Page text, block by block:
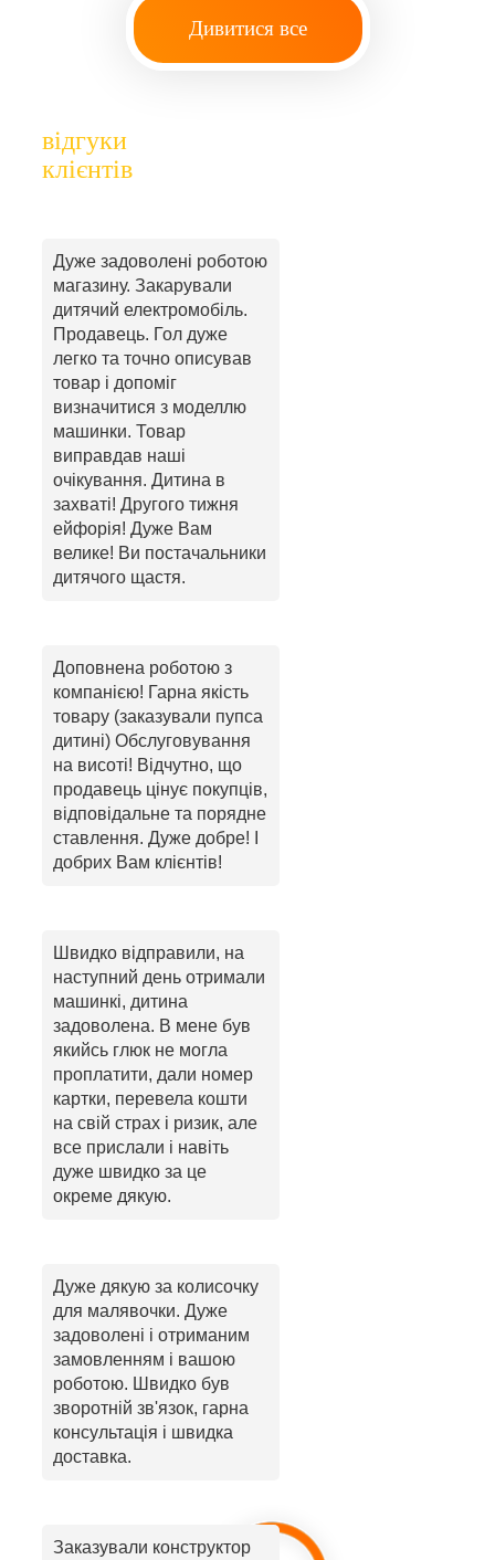
Дивитися все
відгуки
клієнтів
Дуже задоволені роботою
магазину. Закарували
дитячий електромобіль.
Продавець. Гол дуже
легко та точно описував
товар і допоміг
визначитися з моделлю
машинки. Товар
виправдав наші
очікування. Дитина в
захваті! Другого тижня
ейфорія! Дуже Вам
велике! Ви постачальники
дитячого щастя.
Доповнена роботою з
компанією! Гарна якість
товару (заказували пупса
дитині) Обслуговування
на висоті! Відчутно, що
продавець цінує покупців,
відповідальне та порядне
ставлення. Дуже добре! І
добрих Вам клієнтів!
Швидко відправили, на
наступний день отримали
машинкі, дитина
задоволена. В мене був
якийсь глюк не могла
проплатити, дали номер
картки, перевела кошти
на свій страх і ризик, але
все прислали і навіть
дуже швидко за це
окреме дякую.
Дуже дякую за колисочку
для малявочки. Дуже
задоволені і отриманим
замовленням і вашою
роботою. Швидко був
зворотній зв'язок, гарна
консультація і швидка
доставка.
Заказували конструктор